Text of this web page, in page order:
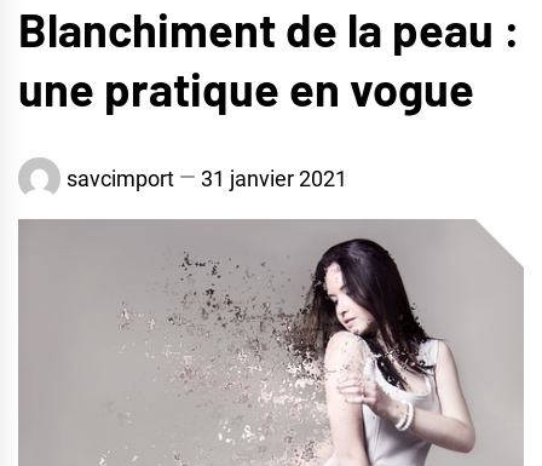
Blanchiment de la peau :
une pratique en vogue
savcimport 31 janvier 2021